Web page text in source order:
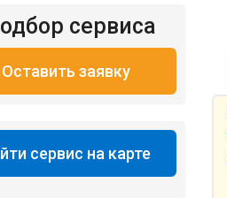
сервиса
Оставить заявку
сервис на карте